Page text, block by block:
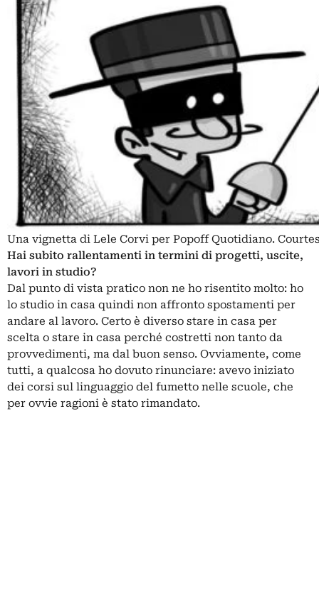
Una vignetta di Lele Corvi per Popoff Quotidiano.
Hai subito rallentamenti in termini di progetti, uscite,
lavori in studio?
Dal punto di vista pratico non ne ho risentito molto: ho
lo studio in casa quindi non affronto spostamenti per
andare al lavoro. Certo è diverso stare in casa per
scelta o stare in casa perché costretti non tanto da
provvedimenti, ma dal buon senso. Ovviamente, come
tutti, a qualcosa ho dovuto rinunciare: avevo iniziato
dei corsi sul linguaggio del fumetto nelle scuole, che
per ovvie ragioni è stato rimandato.